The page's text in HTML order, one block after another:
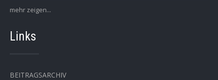
mehr zeigen...
Links
BEITRAGSARCHIV